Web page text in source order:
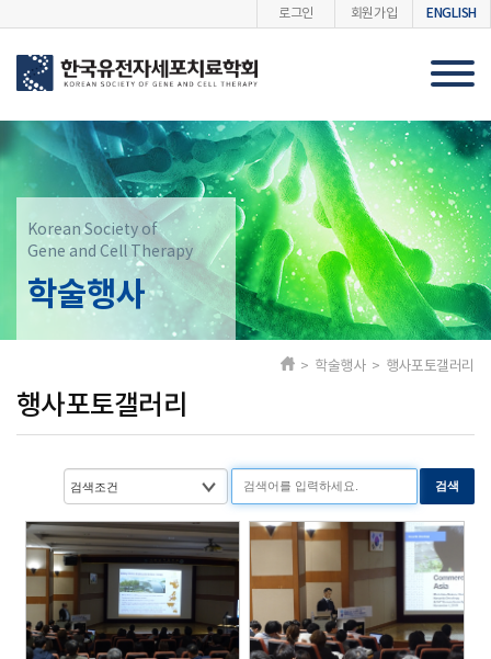
로그인 회원가입 ENGLISH
Korean Society of
Gene and Cell Therapy
학술행사
행사포토갤러리
> 학술행사 > 행사포토갤러리
검색